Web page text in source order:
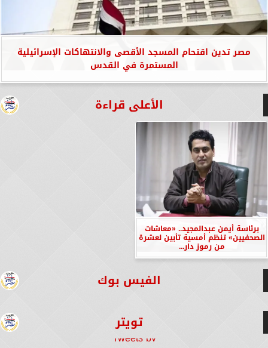
مصر تدين اقتحام المسجد الأقصى والانتهاكات الإسرائيلية
المستمرة في القدس
الأعلى قراءة
برئاسة أيمن عبدالمجيد.. «معاشات
الصحفيين» تنظم أمسية تأبين لعشرة
من رموز دار...
الفيس بوك
تويتر
Tweets by